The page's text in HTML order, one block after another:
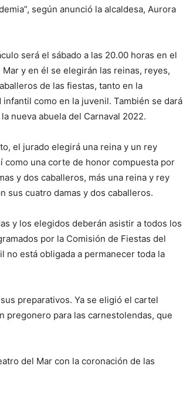
según anunció la alcaldesa, Aurora
será el sábado a las 20.00 horas en el
Mar y en él se elegirán las reinas, reyes,
de las fiestas, tanto en la
infantil como en la juvenil. También se dará
nueva abuela del Carnaval 2022.
el jurado elegirá una reina y un rey
como una corte de honor compuesta por
y dos caballeros, más una reina y rey
sus cuatro damas y dos caballeros.
y los elegidos deberán asistir a todos los
por la Comisión de Fiestas del
no está obligada a permanecer toda la
preparativos. Ya se eligió el cartel
pregonero para las carnestolendas, que
del Mar con la coronación de las